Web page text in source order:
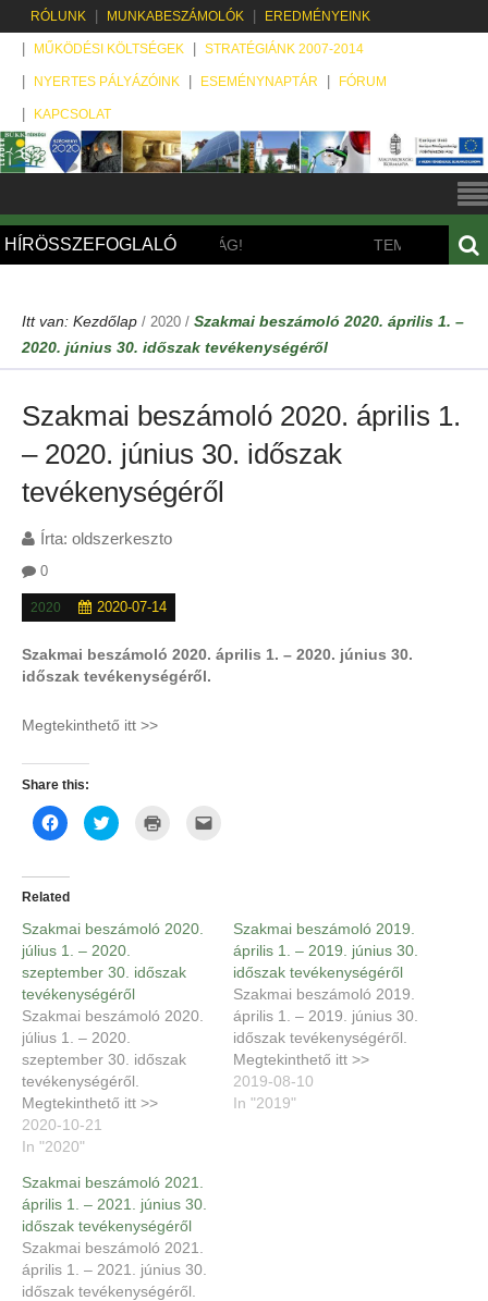
RÓLUNK MUNKABESZÁMOLÓK EREDMÉNYEINK
MŰKÖDÉSI KÖLTSÉGEK STRATÉGIÁNK 2007-2014
NYERTES PÁLYÁZÓINK ESEMÉNYNAPTÁR FÓRUM
KAPCSOLAT
HÍRÖSSZEFOGLALÓ
ELADÓ BETÉTI TÁRSASÁG! TEMATIKUS
Itt van: Kezdőlap / 2020 / Szakmai beszámoló 2020. április 1. –
2020. június 30. időszak tevékenységéről
Szakmai beszámoló 2020. április 1.
– 2020. június 30. időszak
tevékenységéről
Írta: oldszerkeszto
0
2020 2020-07-14
Szakmai beszámoló 2020. április 1. – 2020. június 30.
időszak tevékenységéről.
Megtekinthető itt >>
Share this:
Click
to
share
in
window)
Click
to
window)
new
window)
Related
Szakmai beszámoló 2020.
július 1. – 2020.
szeptember 30. időszak
tevékenységéről
Szakmai beszámoló 2020.
július 1. – 2020.
szeptember 30. időszak
tevékenységéről.
Megtekinthető itt >>
2020-10-21
In "2020"
Szakmai beszámoló 2019.
április 1. – 2019. június 30.
időszak tevékenységéről
Szakmai beszámoló 2019.
április 1. – 2019. június 30.
időszak tevékenységéről.
Megtekinthető itt >>
2019-08-10
In "2019"
Szakmai beszámoló 2021.
április 1. – 2021. június 30.
időszak tevékenységéről
Szakmai beszámoló 2021.
április 1. – 2021. június 30.
időszak tevékenységéről.